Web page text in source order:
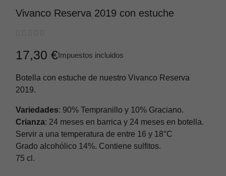
Vivanco Reserva 2019 con estuche
17,30 €Impuestos incluidos
Botella con estuche de nuestro Vivanco Reserva
2019.
Variedades: 90% Tempranillo y 10% Graciano.
Crianza: 24 meses en barrica y 24 meses en botella.
Servir a una temperatura de entre 16 y 18°C
Grado alcohólico 14%. Contiene sulfitos.
75 cl.